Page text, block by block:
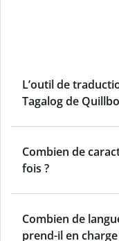
L’outil de
Tagalog de
Combien de
fois ?
Combien de
prend-il en charge